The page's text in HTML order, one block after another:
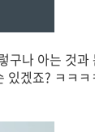
구나 아는 것과
있겠죠? ㅋㅋ